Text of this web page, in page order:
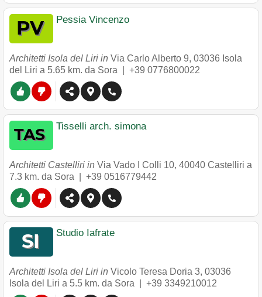
Pessia Vincenzo
Architetti Isola del Liri in Via Carlo Alberto 9, 03036 Isola
del Liri a 5.65 km. da Sora | +39 0776800022
Tisselli arch. simona
Architetti Castelliri in Via Vado I Colli 10, 40040 Castelliri a
7.3 km. da Sora | +39 0516779442
Studio Iafrate
Architetti Isola del Liri in Vicolo Teresa Doria 3, 03036
Isola del Liri a 5.5 km. da Sora | +39 3349210012